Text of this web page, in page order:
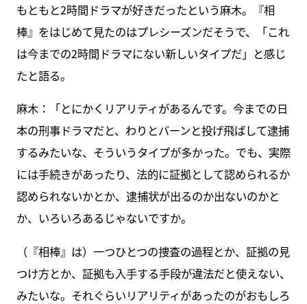
もともと2時間ドラマが好きだったという麻木。『相
棒』をはじめて見たのはプレシーズンだそうで、「これ
は今までの2時間ドラマにない新しいタイプだ」と感じ
たと語る。
麻木：「とにかくリアリティがあるんです。今までの日
本の刑事ドラマだと、わりとバーンと投げ飛ばして逮捕
するみたいな、そういうタイプが多かった。でも、実際
には手続きがあったり、法的に証拠として認められるか
認められないかとか、逮捕状が出るのか出ないのかと
か、いろいろあるじゃないですか。
（『相棒』は）一つひとつの捜査の過程とか、証拠の見
つけ方とか、証拠も入手する手段が違法だと使えない、
みたいな。それぐらいリアリティがあったのがおもしろ